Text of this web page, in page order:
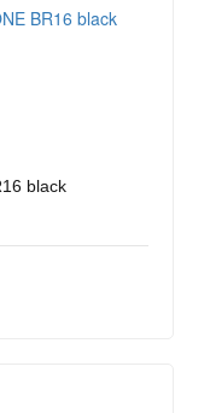
black